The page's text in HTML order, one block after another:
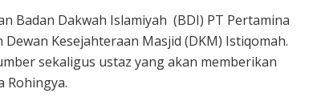
Badan Dakwah Islamiyah (BDI) PT Pertamina
Kesejahteraan Masjid (DKM) Istiqomah.
sekaligus ustaz yang akan memberikan
Rohingya.